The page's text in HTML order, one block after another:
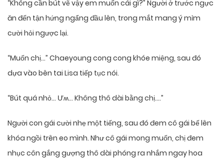
“Không cần bút vẽ vậy em muốn cái gì?” Người ở trước ngực
ăn đến tận hứng ngẩng đầu lên, trong mắt mang ý mỉm
cười hỏi ngược lại.
“Muốn chị…” Chaeyoung cong cong khóe miệng, sau đó
dựa vào bên tai Lisa tiếp tục nói.
“Bút quá nhỏ… Ưʍ… Không thô dài bằng chị….”
Người con gái cười nhẹ một tiếng, sau đó đem cô gái bế lên
khóa ngồi trên eo mình. Như cô gái mong muốn, chị đem
nhục côn gắng gượng thô dài phóng ra nhắm ngay hoa